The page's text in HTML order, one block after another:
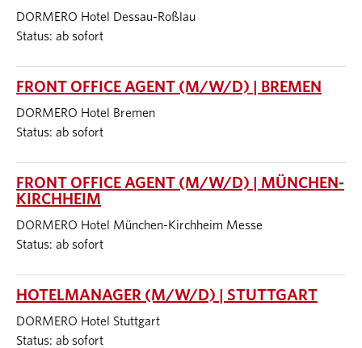
DORMERO Hotel Dessau-Roßlau
Status: ab sofort
FRONT OFFICE AGENT (M/W/D) | BREMEN
DORMERO Hotel Bremen
Status: ab sofort
FRONT OFFICE AGENT (M/W/D) | MÜNCHEN-
KIRCHHEIM
DORMERO Hotel München-Kirchheim Messe
Status: ab sofort
HOTELMANAGER (M/W/D) | STUTTGART
DORMERO Hotel Stuttgart
Status: ab sofort